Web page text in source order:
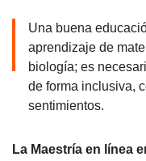
Una buena
aprendizaje de
biología; es
de forma inclusiva,
sentimientos.
La Maestría en línea